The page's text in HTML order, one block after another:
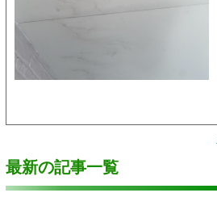
最新の記事一覧